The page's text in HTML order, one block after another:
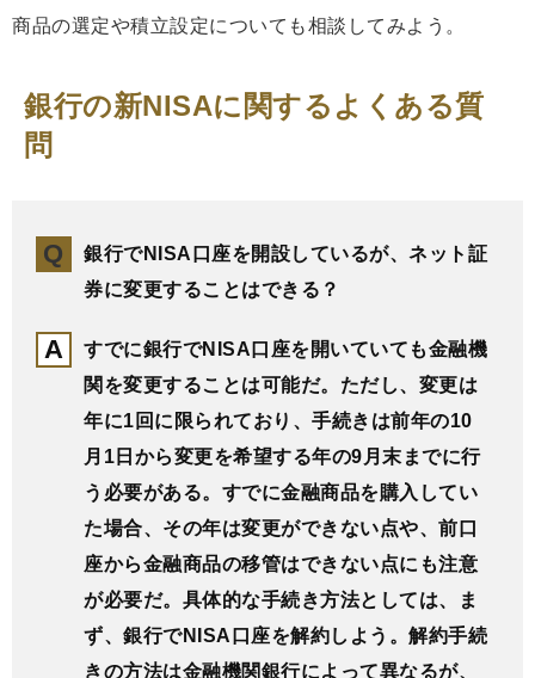
商品の選定や積立設定についても相談してみよう。
銀行の新NISAに関するよくある質
問
銀行でNISA口座を開設しているが、ネット証
券に変更することはできる？
すでに銀行でNISA口座を開いていても金融機
関を変更することは可能だ。ただし、変更は
年に1回に限られており、手続きは前年の10
月1日から変更を希望する年の9月末までに行
う必要がある。すでに金融商品を購入してい
た場合、その年は変更ができない点や、前口
座から金融商品の移管はできない点にも注意
が必要だ。具体的な手続き方法としては、ま
ず、銀行でNISA口座を解約しよう。解約手続
きの方法は金融機関銀行によって異なるが、